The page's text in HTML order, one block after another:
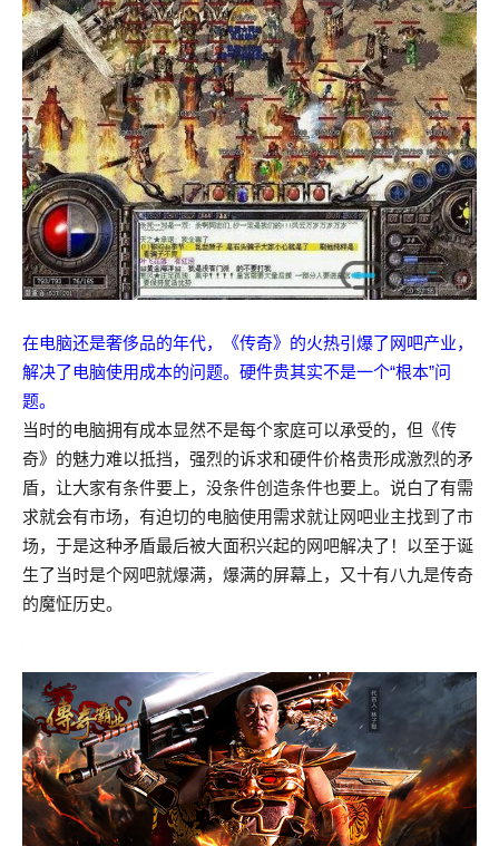
在电脑还是奢侈品的年代，《传奇》的火热引爆了网吧产业，
解决了电脑使用成本的问题。硬件贵其实不是一个“根本”问
题。
当时的电脑拥有成本显然不是每个家庭可以承受的，但《传
奇》的魅力难以抵挡，强烈的诉求和硬件价格贵形成激烈的矛
盾，让大家有条件要上，没条件创造条件也要上。说白了有需
求就会有市场，有迫切的电脑使用需求就让网吧业主找到了市
场，于是这种矛盾最后被大面积兴起的网吧解决了！以至于诞
生了当时是个网吧就爆满，爆满的屏幕上，又十有八九是传奇
的魔怔历史。